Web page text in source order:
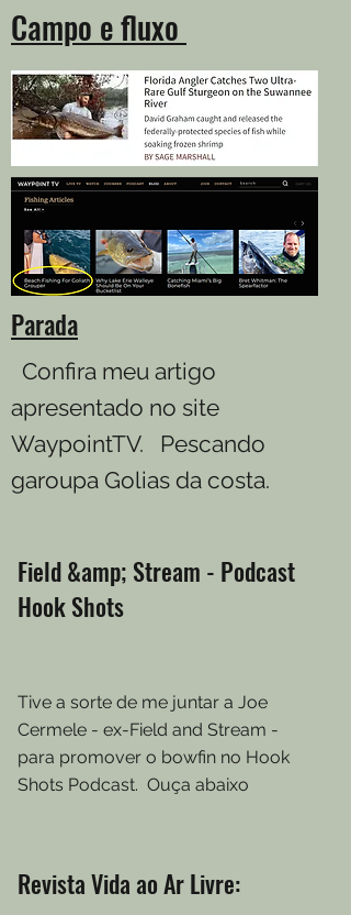
Campo e fluxo
Parada
Confira meu artigo
apresentado no site
WaypointTV. Pescando
garoupa Golias da costa.
Field &amp; Stream - Podcast
Hook Shots
Tive a sorte de me juntar a Joe
Cermele - ex-Field and Stream -
para promover o bowfin no Hook
Shots Podcast. Ouça abaixo
Revista Vida ao Ar Livre: